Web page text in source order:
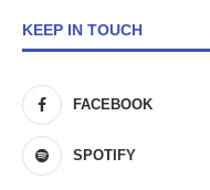
KEEP IN TOUCH
FACEBOOK
SPOTIFY